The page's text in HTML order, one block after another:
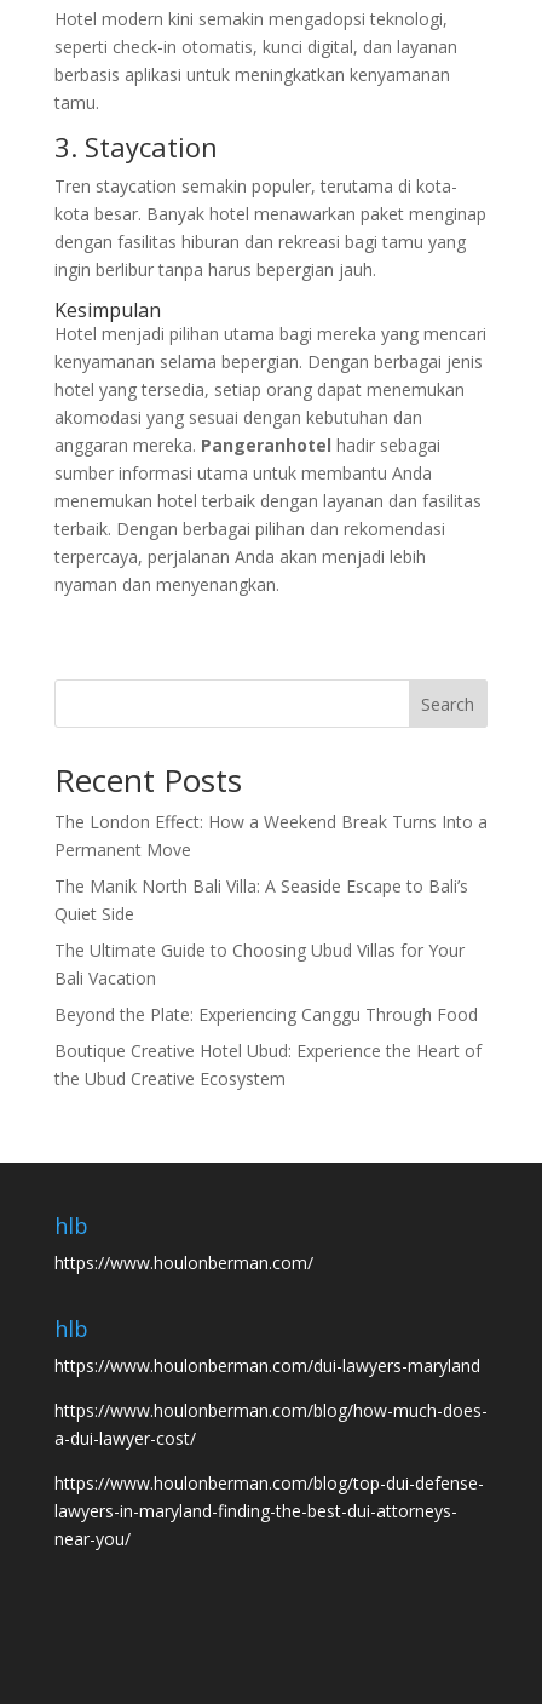
Hotel modern kini semakin mengadopsi teknologi,
seperti check-in otomatis, kunci digital, dan layanan
berbasis aplikasi untuk meningkatkan kenyamanan
tamu.
3. Staycation
Tren staycation semakin populer, terutama di kota-
kota besar. Banyak hotel menawarkan paket menginap
dengan fasilitas hiburan dan rekreasi bagi tamu yang
ingin berlibur tanpa harus bepergian jauh.
Kesimpulan
Hotel menjadi pilihan utama bagi mereka yang mencari
kenyamanan selama bepergian. Dengan berbagai jenis
hotel yang tersedia, setiap orang dapat menemukan
akomodasi yang sesuai dengan kebutuhan dan
anggaran mereka. Pangeranhotel hadir sebagai
sumber informasi utama untuk membantu Anda
menemukan hotel terbaik dengan layanan dan fasilitas
terbaik. Dengan berbagai pilihan dan rekomendasi
terpercaya, perjalanan Anda akan menjadi lebih
nyaman dan menyenangkan.
Search
Recent Posts
The London Effect: How a Weekend Break Turns Into a
Permanent Move
The Manik North Bali Villa: A Seaside Escape to Bali’s
Quiet Side
The Ultimate Guide to Choosing Ubud Villas for Your
Bali Vacation
Beyond the Plate: Experiencing Canggu Through Food
Boutique Creative Hotel Ubud: Experience the Heart of
the Ubud Creative Ecosystem
hlb
https://www.houlonberman.com/
hlb
https://www.houlonberman.com/dui-lawyers-maryland
https://www.houlonberman.com/blog/how-much-does-
a-dui-lawyer-cost/
https://www.houlonberman.com/blog/top-dui-defense-
lawyers-in-maryland-finding-the-best-dui-attorneys-
near-you/